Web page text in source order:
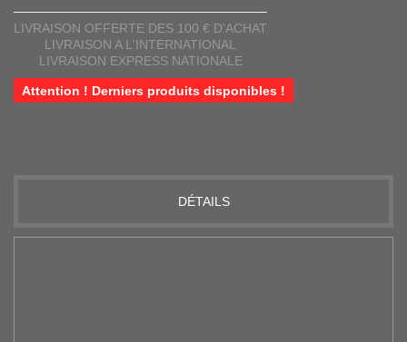
LIVRAISON OFFERTE DES 100 € D'ACHAT
LIVRAISON A L'INTERNATIONAL
LIVRAISON EXPRESS NATIONALE
Attention ! Derniers produits disponibles !
DÉTAILS